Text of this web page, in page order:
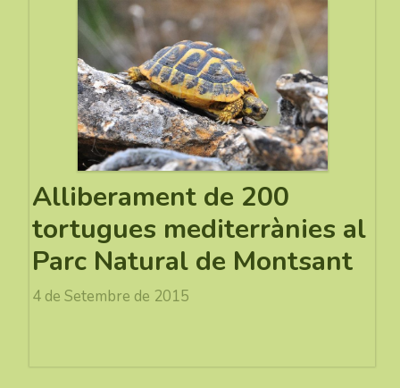
Alliberament de 200
tortugues mediterrànies al
Parc Natural de Montsant
4 de Setembre de 2015